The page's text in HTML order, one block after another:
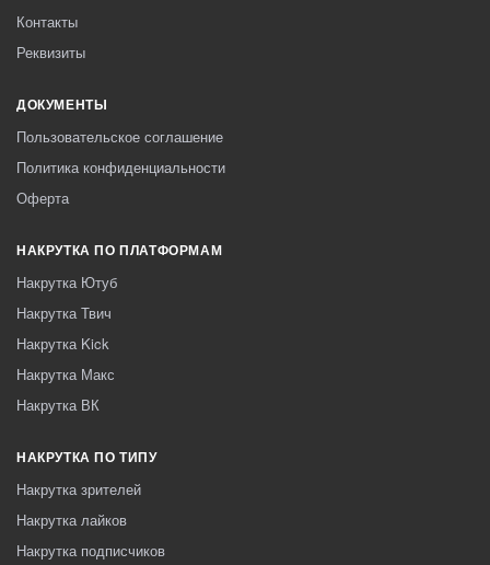
Контакты
Реквизиты
ДОКУМЕНТЫ
Пользовательское соглашение
Политика конфиденциальности
Оферта
НАКРУТКА ПО ПЛАТФОРМАМ
Накрутка Ютуб
Накрутка Твич
Накрутка Kick
Накрутка Макс
Накрутка ВК
НАКРУТКА ПО ТИПУ
Накрутка зрителей
Накрутка лайков
Накрутка подписчиков